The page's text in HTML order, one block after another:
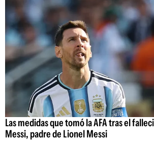
Las medidas que tomó la AFA tras el
Messi, padre de Lionel Messi